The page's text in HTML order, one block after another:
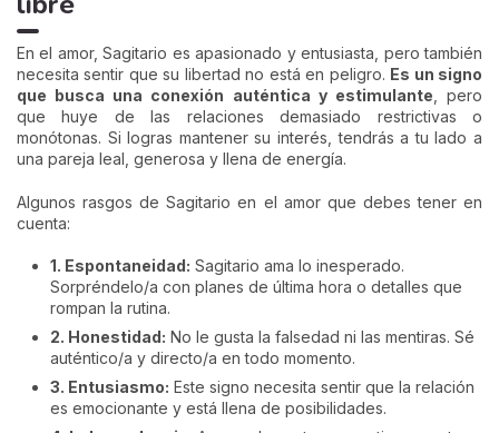
En el amor, Sagitario es apasionado y entusiasta, pero también
necesita sentir que su libertad no está en peligro. Es un signo
que busca una conexión auténtica y estimulante , pero
que huye de las relaciones demasiado restrictivas o
monótonas. Si logras mantener su interés, tendrás a tu lado a
una pareja leal, generosa y llena de energía.
Algunos rasgos de Sagitario en el amor que debes tener en
cuenta:
1. Espontaneidad: Sagitario ama lo inesperado.
Sorpréndelo/a con planes de última hora o detalles que
rompan la rutina.
2. Honestidad: No le gusta la falsedad ni las mentiras. Sé
auténtico/a y directo/a en todo momento.
3. Entusiasmo: Este signo necesita sentir que la relación
es emocionante y está llena de posibilidades.